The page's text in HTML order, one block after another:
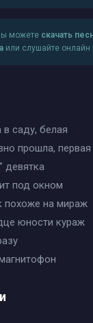
можете скачать
или слушайте
в саду, белая
прошла, первая
девятка
под окном
похоже на мираж
юности кураж